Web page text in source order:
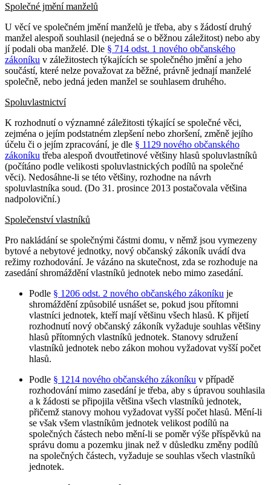
Společné jmění manželů
U věcí ve společném jmění manželů je třeba, aby s žádostí druhý
manžel alespoň souhlasil (nejedná se o běžnou záležitost) nebo aby
jí podali oba manželé. Dle § 714 odst. 1 nového občanského
zákoníku v záležitostech týkajících se společného jmění a jeho
součástí, které nelze považovat za běžné, právně jednají manželé
společně, nebo jedná jeden manžel se souhlasem druhého.
Spoluvlastnictví
K rozhodnutí o významné záležitosti týkající se společné věci,
zejména o jejím podstatném zlepšení nebo zhoršení, změně jejího
účelu či o jejím zpracování, je dle § 1129 nového občanského
zákoníku třeba alespoň dvoutřetinové většiny hlasů spoluvlastníků
(počítáno podle velikosti spoluvlastnických podílů na společné
věci). Nedosáhne-li se této většiny, rozhodne na návrh
spoluvlastníka soud. (Do 31. prosince 2013 postačovala většina
nadpoloviční.)
Společenství vlastníků
Pro nakládání se společnými částmi domu, v němž jsou vymezeny
bytové a nebytové jednotky, nový občanský zákoník uvádí dva
režimy rozhodování. Je vázáno na skutečnost, zda se rozhoduje na
zasedání shromáždění vlastníků jednotek nebo mimo zasedání.
Podle § 1206 odst. 2 nového občanského zákoníku je
shromáždění způsobilé usnášet se, pokud jsou přítomni
vlastníci jednotek, kteří mají většinu všech hlasů. K přijetí
rozhodnutí nový občanský zákoník vyžaduje souhlas většiny
hlasů přítomných vlastníků jednotek. Stanovy sdružení
vlastníků jednotek nebo zákon mohou vyžadovat vyšší počet
hlasů.
Podle § 1214 nového občanského zákoníku v případě
rozhodování mimo zasedání je třeba, aby s úpravou souhlasila
a k žádosti se připojila většina všech vlastníků jednotek,
přičemž stanovy mohou vyžadovat vyšší počet hlasů. Mění-li
se však všem vlastníkům jednotek velikost podílů na
společných částech nebo mění-li se poměr výše příspěvků na
správu domu a pozemku jinak než v důsledku změny podílů
na společných částech, vyžaduje se souhlas všech vlastníků
jednotek.